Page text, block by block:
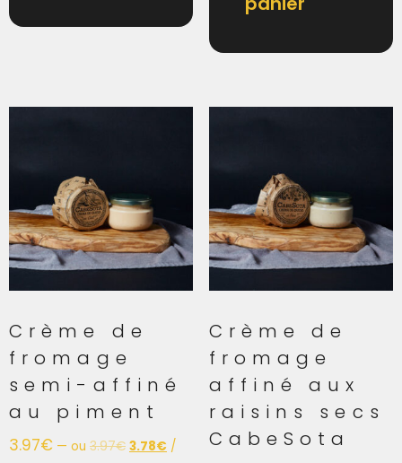
Crème de
fromage
semi-affiné
au piment
3.97€ — ou 3.97€ 3.78€ /
Crème de
fromage
affiné aux
raisins secs
CabeSota